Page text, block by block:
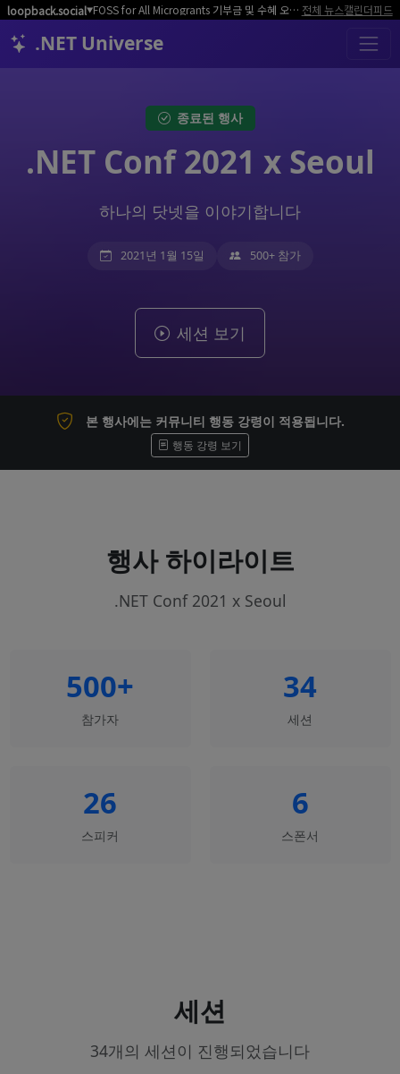
loopback.social▼ FOSS for All Microgrants 기부금 및 수혜 오픈소스 프로젝트/커뮤니티 모집 전체 뉴스캘린더피드
.NET Universe
종료된 행사
.NET Conf 2021 x Seoul
하나의 닷넷을 이야기합니다
2021년 1월 15일 500+ 참가
세션 보기
본 행사에는 커뮤니티 행동 강령이 적용됩니다.
행동 강령 보기
행사 하이라이트
.NET Conf 2021 x Seoul
500+
참가자
34
세션
26
스피커
6
스폰서
세션
34개의 세션이 진행되었습니다